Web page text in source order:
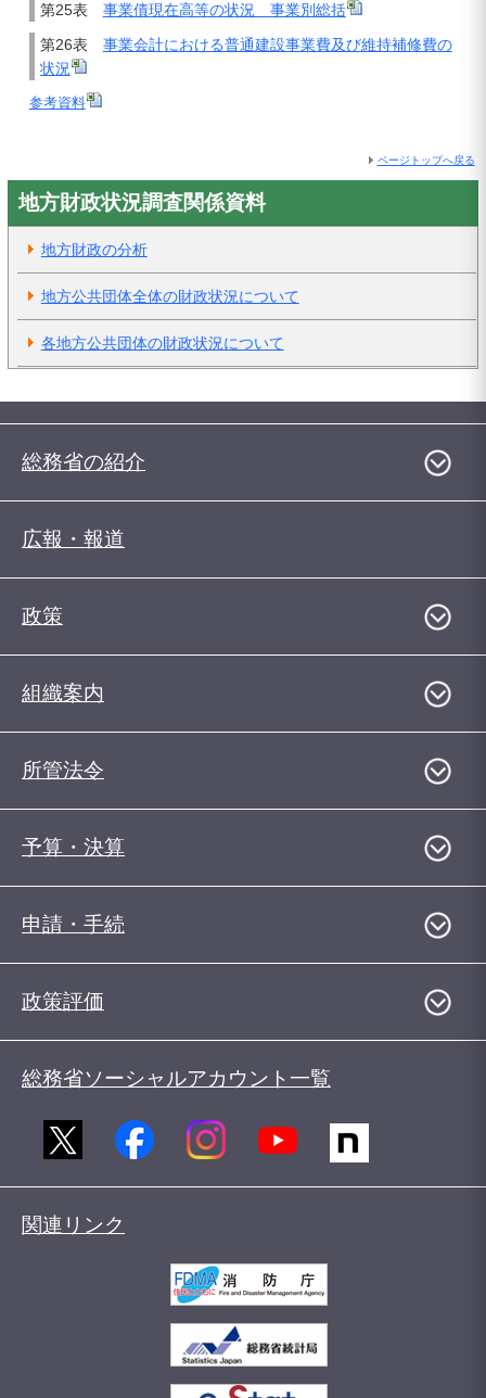
第25表 事業債現在高等の状況 事業別総括
第26表 事業会計における普通建設事業費及び維持補修費の
状況
参考資料
ページトップへ戻る
地方財政状況調査関係資料
地方財政の分析
地方公共団体全体の財政状況について
各地方公共団体の財政状況について
総務省の紹介
広報・報道
政策
組織案内
所管法令
予算・決算
申請・手続
政策評価
総務省ソーシャルアカウント一覧
関連リンク